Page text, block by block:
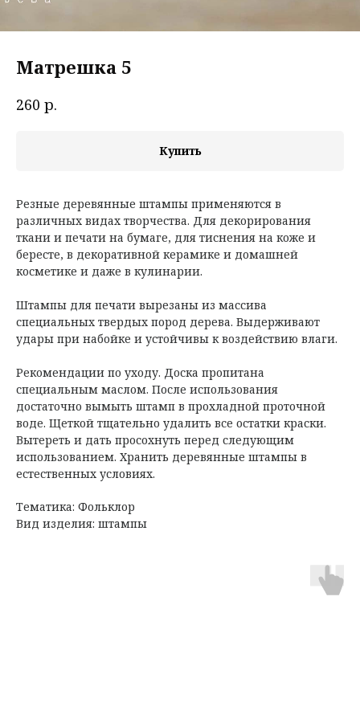
Матрешка 5
260 р.
Купить
Резные деревянные штампы применяются в
различных видах творчества. Для декорирования
ткани и печати на бумаге, для тиснения на коже и
бересте, в декоративной керамике и домашней
косметике и даже в кулинарии.
Штампы для печати вырезаны из массива
специальных твердых пород дерева. Выдерживают
удары при набойке и устойчивы к воздействию влаги.
Рекомендации по уходу. Доска пропитана
специальным маслом. После использования
достаточно вымыть штамп в прохладной проточной
воде. Щеткой тщательно удалить все остатки краски.
Вытереть и дать просохнуть перед следующим
использованием. Хранить деревянные штампы в
естественных условиях.
Тематика: Фольклор
Вид изделия: штампы